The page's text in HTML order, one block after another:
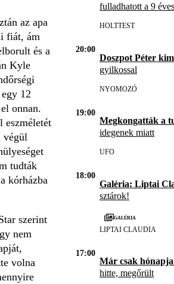
az apa
fiát, ám
és a
Kyle
12
onnan.
eszméletét
végül
tudták
kórházba
szerint
nem
volna
fulladhatott a 9
HOLTTEST
20:00
Doszpot Péter
gyilkossal
NYOMOZÓ
19:00
Megkongatták a
idegenek miatt
UFO
18:00
Galéria: Liptai
sztárok!
Galéria
LIPTAI CLAUDIA
17:00
Már csak
hitte, megőrült